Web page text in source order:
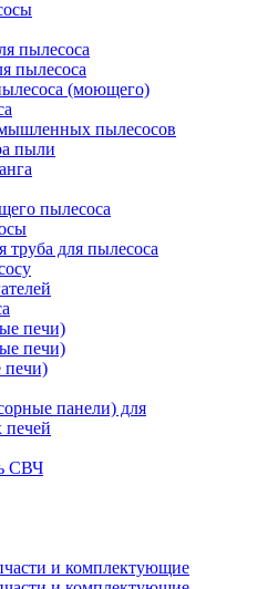
пылесоса
пылесоса
(моющего)
пылесосов
пыли
пылесоса
труба для пылесоса
панели) для
СВЧ